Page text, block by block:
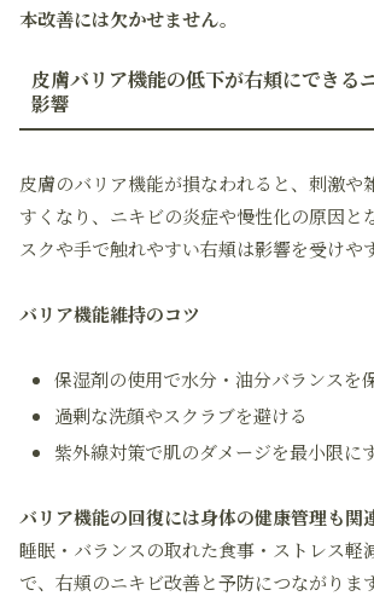
本改善には欠かせません。
皮膚バリア機能の低下が右頬にできる
影響
皮膚のバリア機能が損なわれると、刺激や
すくなり、ニキビの炎症や慢性化の原因と
スクや手で触れやすい右頬は影響を受けや
バリア機能維持のコツ
保湿剤の使用で水分・油分バランスを
過剰な洗顔やスクラブを避ける
紫外線対策で肌のダメージを最小限に
バリア機能の回復には身体の健康管理も関
睡眠・バランスの取れた食事・ストレス軽
で、右頬のニキビ改善と予防につながります